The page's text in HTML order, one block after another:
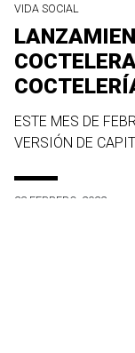
VIDA SOCIAL
ESTE MES DE
VERSIÓN DE
23 FEBRERO, 2022